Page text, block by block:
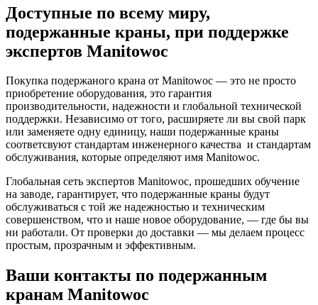
Доступные по всему миру,
подержанные краны, при поддержке
экспертов Manitowoc
Покупка подержаного крана от Manitowoc — это не просто
приобретение оборудования, это гарантия
производительности, надежности и глобальной технической
поддержки. Независимо от того, расширяете ли вы свой парк
или заменяете одну единицу, наши подержанные краны
соответсвуют стандартам инженерного качества и стандартам
обслуживания, которые определяют имя Manitowoc.
Глобальная сеть экспертов Manitowoc, прошедших обучение
на заводе, гарантирует, что подержанные краны будут
обслуживаться с той же надежностью и техническим
совершенством, что и наше новое оборудование, — где бы вы
ни работали. От проверки до доставки — мы делаем процесс
простым, прозрачным и эффективным.
Ваши контакты по подержанным
кранам Manitowoc